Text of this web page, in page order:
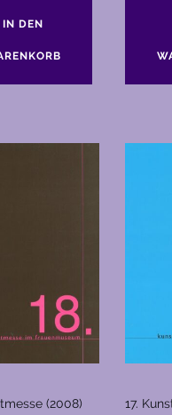
IN DEN
(2008) 17.